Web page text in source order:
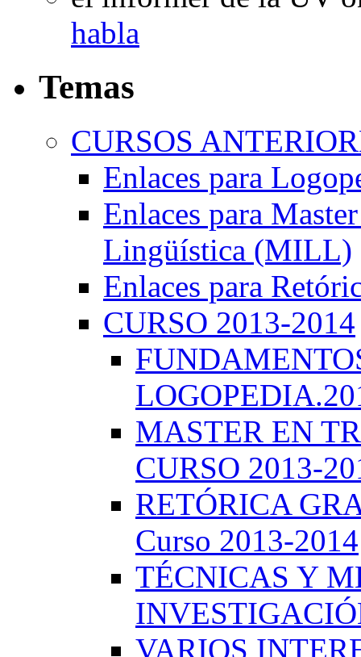
habla
Temas
CURSOS
Enlaces para
Enlaces para
Lingüística (MILL)
Enlaces para
CURSO 2013-2014
MASTER EN
CURSO 2013-
RETÓRICA
Curso 2013-2014
TÉCNICAS Y
VARIOS